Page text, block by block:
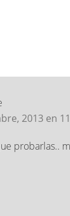
2013 en
probarlas..